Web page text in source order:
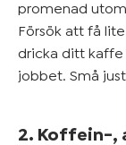
promenad
Försök att få
dricka ditt kaffe
jobbet. Små
2. Koffein-,